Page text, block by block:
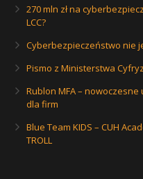
270 mln zł na
LCC?
Cyberbezpieczeństwo nie
Pismo z Ministerstwa
Rublon MFA –
dla firm
Blue Team KIDS – CUH
TROLL